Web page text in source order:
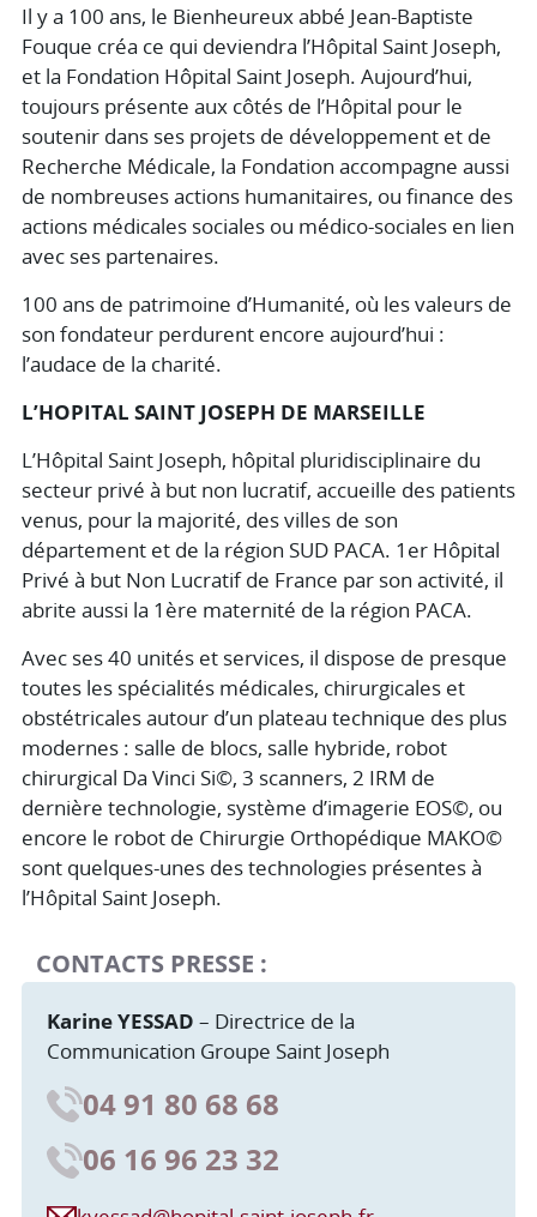
Il y a 100 ans, le Bienheureux abbé Jean-Baptiste
Fouque créa ce qui deviendra l’Hôpital Saint Joseph,
et la Fondation Hôpital Saint Joseph. Aujourd’hui,
toujours présente aux côtés de l’Hôpital pour le
soutenir dans ses projets de développement et de
Recherche Médicale, la Fondation accompagne aussi
de nombreuses actions humanitaires, ou finance des
actions médicales sociales ou médico-sociales en lien
avec ses partenaires.
100 ans de patrimoine d’Humanité, où les valeurs de
son fondateur perdurent encore aujourd’hui :
l’audace de la charité.
L’HOPITAL SAINT JOSEPH DE MARSEILLE
L’Hôpital Saint Joseph, hôpital pluridisciplinaire du
secteur privé à but non lucratif, accueille des patients
venus, pour la majorité, des villes de son
département et de la région SUD PACA. 1er Hôpital
Privé à but Non Lucratif de France par son activité, il
abrite aussi la 1ère maternité de la région PACA.
Avec ses 40 unités et services, il dispose de presque
toutes les spécialités médicales, chirurgicales et
obstétricales autour d’un plateau technique des plus
modernes : salle de blocs, salle hybride, robot
chirurgical Da Vinci Si©, 3 scanners, 2 IRM de
dernière technologie, système d’imagerie EOS©, ou
encore le robot de Chirurgie Orthopédique MAKO©
sont quelques-unes des technologies présentes à
l’Hôpital Saint Joseph.
CONTACTS PRESSE :
Karine YESSAD – Directrice de la
Communication Groupe Saint Joseph
04 91 80 68 68
06 16 96 23 32